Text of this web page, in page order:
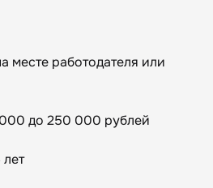
месте работодателя или
до 250 000 рублей